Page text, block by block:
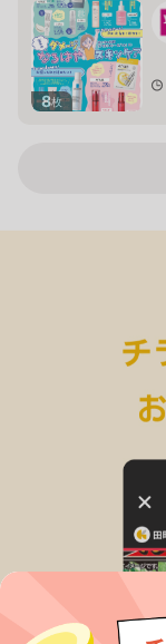
8枚